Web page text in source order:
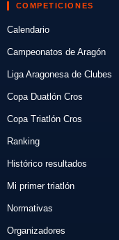
COMPETICIONES
Calendario
Campeonatos de Aragón
Liga Aragonesa de Clubes
Copa Duatlón Cros
Copa Triatlón Cros
Ranking
Histórico resultados
Mi primer triatlón
Normativas
Organizadores